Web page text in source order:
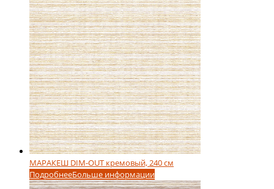
МАРАКЕШ DIM-OUT кремовый, 240 см
ПодробнееБольше информации